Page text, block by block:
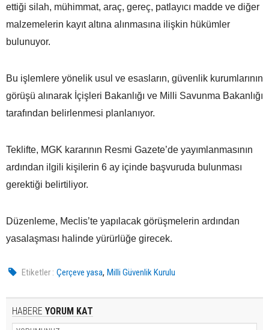
ettiği silah, mühimmat, araç, gereç, patlayıcı madde ve diğer
malzemelerin kayıt altına alınmasına ilişkin hükümler
bulunuyor.
Bu işlemlere yönelik usul ve esasların, güvenlik kurumlarının
görüşü alınarak İçişleri Bakanlığı ve Milli Savunma Bakanlığı
tarafından belirlenmesi planlanıyor.
Teklifte, MGK kararının Resmi Gazete’de yayımlanmasının
ardından ilgili kişilerin 6 ay içinde başvuruda bulunması
gerektiği belirtiliyor.
Düzenleme, Meclis’te yapılacak görüşmelerin ardından
yasalaşması halinde yürürlüğe girecek.
Etiketler : Çerçeve yasa,Milli Güvenlik Kurulu
HABERE YORUM KAT